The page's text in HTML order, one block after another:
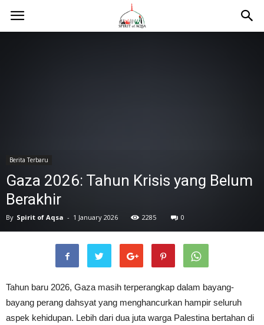
Berita Terbaru
Gaza 2026: Tahun Krisis yang Belum
Berakhir
By Spirit of Aqsa - 1 January 2026 2285 0
Tahun baru 2026, Gaza masih terperangkap dalam bayang-
bayang perang dahsyat yang menghancurkan hampir seluruh
aspek kehidupan. Lebih dari dua juta warga Palestina bertahan di